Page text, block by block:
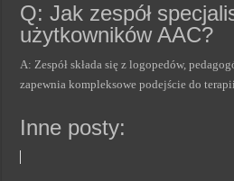
Q: Jak zespół
użytkowników AAC?
A: Zespół składa się z logopedów,
zapewnia kompleksowe podejście do
Inne posty: